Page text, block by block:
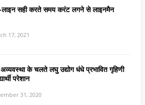
लाइन सही करते समय करंट लगने से लाइनमैन
17, 2021
के चलते लघु उद्योग धंधे प्रभावित गृहिणी
परेशान
31, 2020